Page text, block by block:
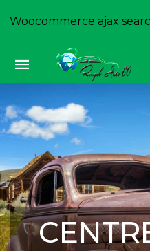
Woocommerce ajax